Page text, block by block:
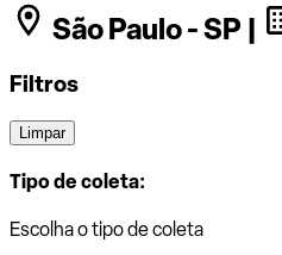
São Paulo - SP |
Filtros
Limpar
Tipo de coleta:
Escolha o tipo de coleta